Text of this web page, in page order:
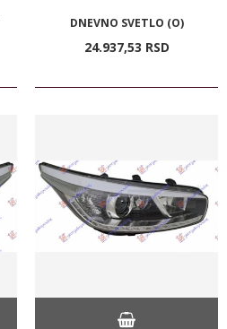
DNEVNO SVETLO (O)
24.937,53 RSD